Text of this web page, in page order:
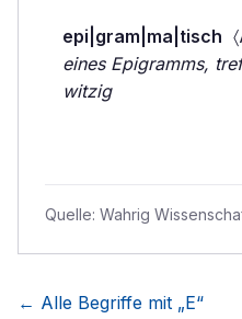
epi|gram|ma|tisch
eines Epigramms,
witzig
Quelle: Wahrig
← Alle Begriffe mit „E“